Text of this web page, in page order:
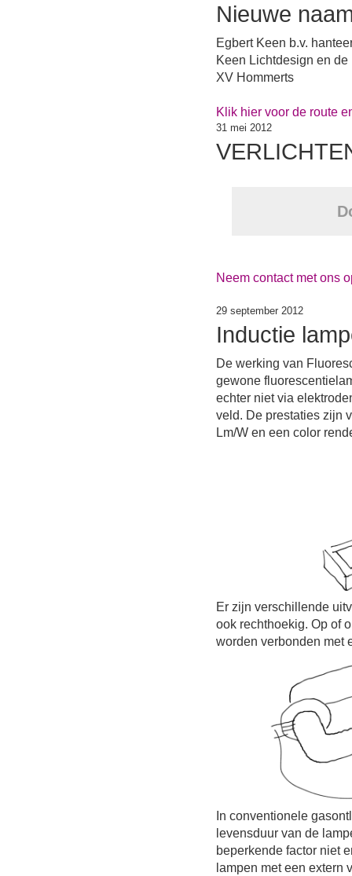
Nieuwe
Egbert Keen b.v.
Keen Lichtdesign en
XV Hommerts
Klik hier voor de route
31 mei 2012
Neem contact met ons
29 september 2012
Inductie
De werking van
gewone
echter niet via
veld. De prestaties zijn
Lm/W en een color
Er zijn verschillende
ook rechthoekig. Op of
worden verbonden met
In conventionele
levensduur van de
beperkende factor niet
lampen met een extern